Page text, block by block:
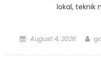
lokal, teknik
Posted
August 4, 2026